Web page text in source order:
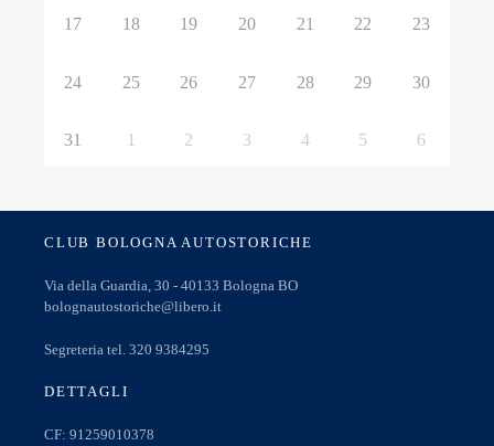
17 18 19 20 21 22 23
24 25 26 27 28 29 30
31 1 2 3 4 5 6
CLUB BOLOGNA AUTOSTORICHE
Via della Guardia, 30 - 40133 Bologna BO
bolognautostoriche@libero.it
Segreteria tel. 320 9384295
DETTAGLI
CF: 91259010378